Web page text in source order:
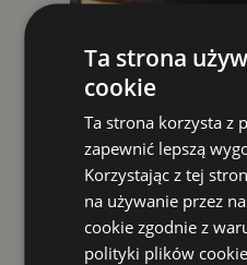
Ta strona
cookie
Ta strona korzysta z
zapewnić lepszą
Korzystając z tej
na używanie przez
cookie zgodnie z
polityki plików